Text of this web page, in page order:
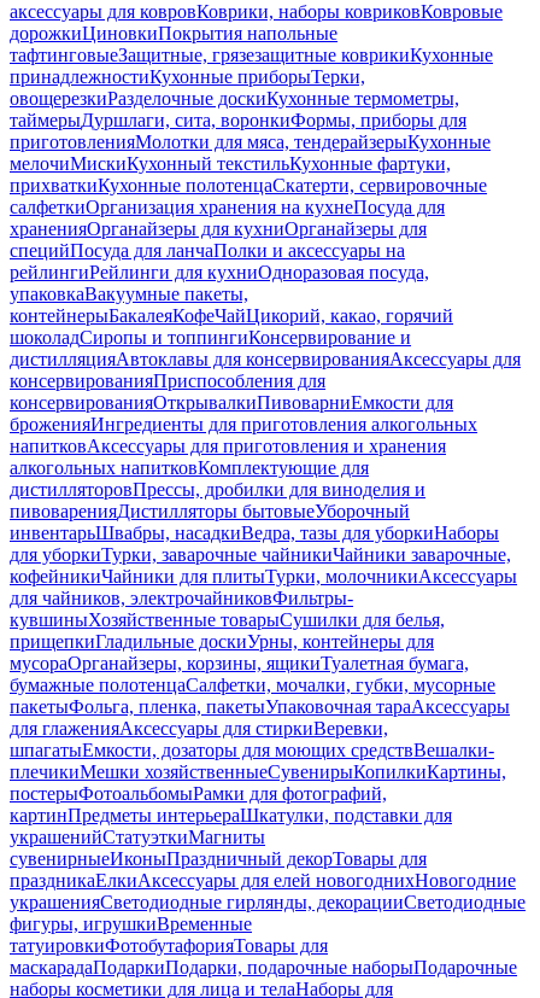
аксессуары для ковровКоврики, наборы ковриковКовровые
дорожкиЦиновкиПокрытия напольные
тафтинговыеЗащитные, грязезащитные коврикиКухонные
принадлежностиКухонные приборыТерки,
овощерезкиРазделочные доскиКухонные термометры,
таймерыДуршлаги, сита, воронкиФормы, приборы для
приготовленияМолотки для мяса, тендерайзерыКухонные
мелочиМискиКухонный текстильКухонные фартуки,
прихваткиКухонные полотенцаСкатерти, сервировочные
салфеткиОрганизация хранения на кухнеПосуда для
храненияОрганайзеры для кухниОрганайзеры для
специйПосуда для ланчаПолки и аксессуары на
рейлингиРейлинги для кухниОдноразовая посуда,
упаковкаВакуумные пакеты,
контейнерыБакалеяКофеЧайЦикорий, какао, горячий
шоколадСиропы и топпингиКонсервирование и
дистилляцияАвтоклавы для консервированияАксессуары для
консервированияПриспособления для
консервированияОткрывалкиПивоварниЕмкости для
броженияИнгредиенты для приготовления алкогольных
напитковАксессуары для приготовления и хранения
алкогольных напитковКомплектующие для
дистилляторовПрессы, дробилки для виноделия и
пивоваренияДистилляторы бытовыеУборочный
инвентарьШвабры, насадкиВедра, тазы для уборкиНаборы
для уборкиТурки, заварочные чайникиЧайники заварочные,
кофейникиЧайники для плитыТурки, молочникиАксессуары
для чайников, электрочайниковФильтры-
кувшиныХозяйственные товарыСушилки для белья,
прищепкиГладильные доскиУрны, контейнеры для
мусораОрганайзеры, корзины, ящикиТуалетная бумага,
бумажные полотенцаСалфетки, мочалки, губки, мусорные
пакетыФольга, пленка, пакетыУпаковочная тараАксессуары
для глаженияАксессуары для стиркиВеревки,
шпагатыЕмкости, дозаторы для моющих средствВешалки-
плечикиМешки хозяйственныеСувенирыКопилкиКартины,
постерыФотоальбомыРамки для фотографий,
картинПредметы интерьераШкатулки, подставки для
украшенийСтатуэткиМагниты
сувенирныеИконыПраздничный декорТовары для
праздникаЕлкиАксессуары для елей новогоднихНовогодние
украшенияСветодиодные гирлянды, декорацииСветодиодные
фигуры, игрушкиВременные
татуировкиФотобутафорияТовары для
маскарадаПодаркиПодарки, подарочные наборыПодарочные
наборы косметики для лица и телаНаборы для